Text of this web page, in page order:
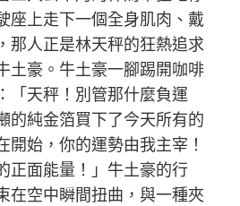
座上走下一個全身肌肉、戴
那人正是林天秤的狂熱追求
豪。牛土豪一腳踢開咖啡
「天秤！別管那什麼負運
的純金箔買下了今天所有的
開始，你的運勢由我主宰！
正面能量！」牛土豪的行
在空中瞬間扭曲，與一種夾